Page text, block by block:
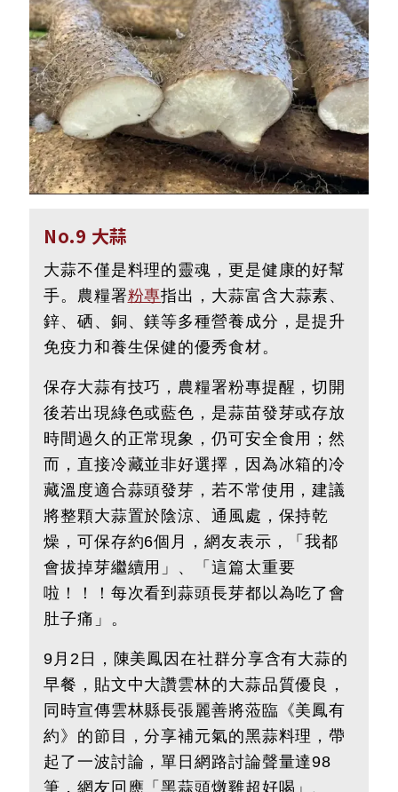
No.9 大蒜
大蒜不僅是料理的靈魂，更是健康的好幫
手。農糧署粉專指出，大蒜富含大蒜素、
鋅、硒、銅、鎂等多種營養成分，是提升
免疫力和養生保健的優秀食材。
保存大蒜有技巧，農糧署粉專提醒，切開
後若出現綠色或藍色，是蒜苗發芽或存放
時間過久的正常現象，仍可安全食用；然
而，直接冷藏並非好選擇，因為冰箱的冷
藏溫度適合蒜頭發芽，若不常使用，建議
將整顆大蒜置於陰涼、通風處，保持乾
燥，可保存約6個月，網友表示，「我都
會拔掉芽繼續用」、「這篇太重要
啦！！！每次看到蒜頭長芽都以為吃了會
肚子痛」。
9月2日，陳美鳳因在社群分享含有大蒜的
早餐，貼文中大讚雲林的大蒜品質優良，
同時宣傳雲林縣長張麗善將蒞臨《美鳳有
約》的節目，分享補元氣的黑蒜料理，帶
起了一波討論，單日網路討論聲量達98
筆，網友回應「黑蒜頭燉雞超好喝」、